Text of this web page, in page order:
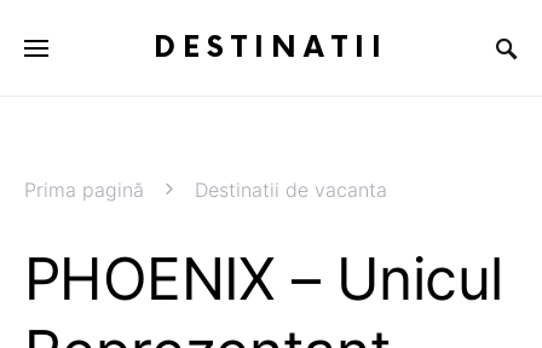
DESTINATII
Prima pagină Destinatii de vacanta
PHOENIX – Unicul